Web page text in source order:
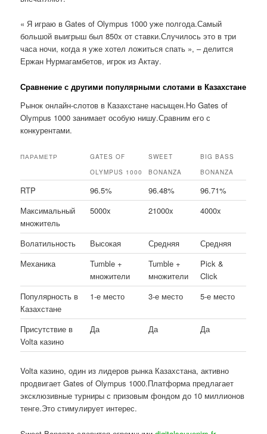
« Я играю в Gates of Olympus 1000 уже полгода.Самый
большой выигрыш был 850x от ставки.Случилось это в три
часа ночи, когда я уже хотел ложиться спать », – делится
Ержан Нурмагамбетов, игрок из Актау.
Сравнение с другими популярными слотами в Казахстане
Рынок онлайн-слотов в Казахстане насыщен.Но Gates of
Olympus 1000 занимает особую нишу.Сравним его с
конкурентами.
ПАРАМЕТР
GATES OF
OLYMPUS 1000
SWEET
BONANZA
BIG BASS
BONANZA
RTP 96.5% 96.48%
96.71%
Максимальный
множитель
5000x 21000x 4000x
Волатильность Высокая Средняя
Средняя
Механика
Tumble +
множители
Tumble +
множители
Pick &
Click
Популярность в
Казахстане
1-е место 3-е место 5-е место
Присутствие в
Volta казино
Да Да Да
Volta казино, один из лидеров рынка Казахстана, активно
продвигает Gates of Olympus 1000.Платформа предлагает
эксклюзивные турниры с призовым фондом до 10 миллионов
тенге.Это стимулирует интерес.